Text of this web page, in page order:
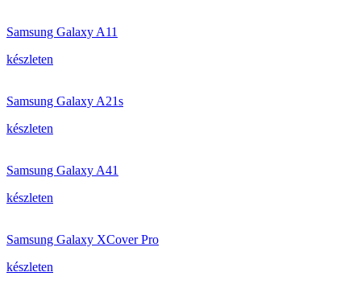
Samsung Galaxy A11
készleten
Samsung Galaxy A21s
készleten
Samsung Galaxy A41
készleten
Samsung Galaxy XCover Pro
készleten